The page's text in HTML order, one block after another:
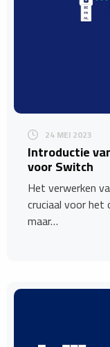
24 MEI 2023
Introductie
voor Switch
Het verwerken
cruciaal voor
maar…